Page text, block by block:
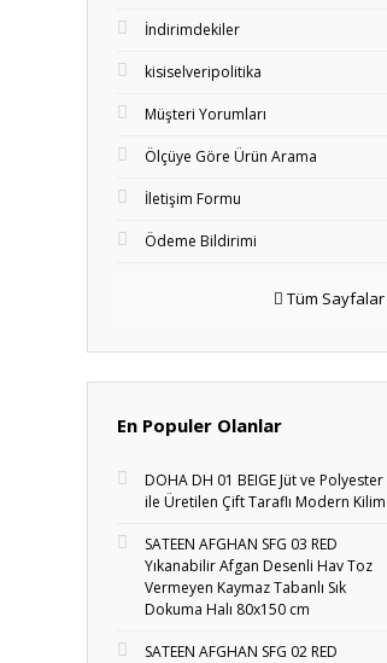
İndirimdekiler
kisiselveripolitika
Müşteri Yorumları
Ölçüye Göre Ürün Arama
İletişim Formu
Ödeme Bildirimi
Tüm Sayfalar
En Populer Olanlar
DOHA DH 01 BEIGE Jüt ve Polyester
ile Üretilen Çift Taraflı Modern Kilim
SATEEN AFGHAN SFG 03 RED
Yıkanabilir Afgan Desenli Hav Toz
Vermeyen Kaymaz Tabanlı Sık
Dokuma Halı 80x150 cm
SATEEN AFGHAN SFG 02 RED